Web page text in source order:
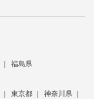
福島県
東京都
神奈川県